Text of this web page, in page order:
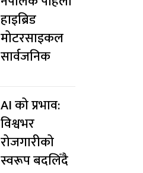
हाइब्रिड
मोटरसाइकल
सार्वजनिक
AI को प्रभाव:
विश्वभर
रोजगारीको
स्वरूप बदलिँदै